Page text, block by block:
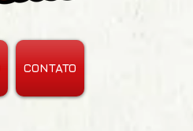
CONTATO